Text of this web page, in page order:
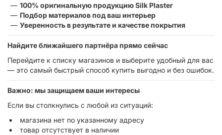
100% оригинальную продукцию Silk Plaster
Подбор материалов под ваш интерьер
Уверенность в результате и качестве покрытия
Найдите ближайшего партнёра прямо сейчас
Перейдите к списку магазинов и выберите удобный для вас
— это самый быстрый способ купить выгодно и без ошибок.
Важно: мы защищаем ваши интересы
Если вы столкнулись с любой из ситуаций:
магазина нет по указанному адресу
товар отсутствует в наличии